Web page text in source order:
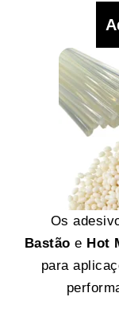
Os
Bastão e Hot
para